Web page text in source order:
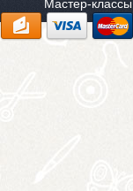
Мастер-классы